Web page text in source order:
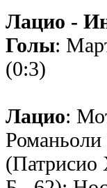
Лацио -
Голы:
(0:3)
Лацио: